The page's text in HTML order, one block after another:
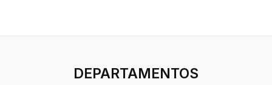
DEPARTAMENTOS